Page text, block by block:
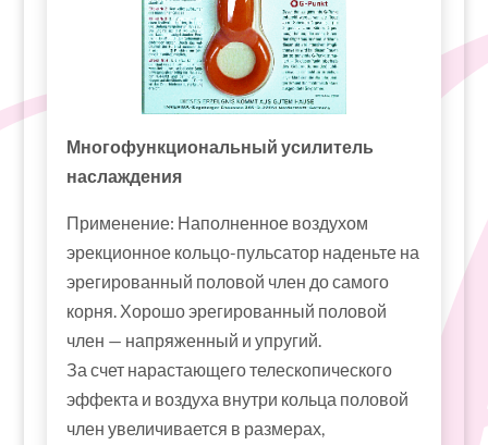
Многофункциональный усилитель
наслаждения
Применение: Наполненное воздухом
эрекционное кольцо-пульсатор наденьте на
эрегированный половой член до самого
корня. Хорошо эрегированный половой
член — напряженный и упругий.
За счет нарастающего телескопического
эффекта и воздуха внутри кольца половой
член увеличивается в размерах,